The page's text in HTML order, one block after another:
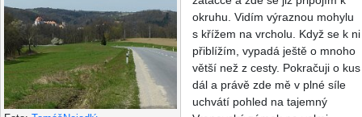
okruhu. Vidím výraznou mohylu
s křížem na vrcholu. Když se k ni
přiblížím, vypadá ještě o mnoho
větší než z cesty. Pokračuji o kus
dál a právě zde mě v plné síle
uchvátí pohled na tajemný